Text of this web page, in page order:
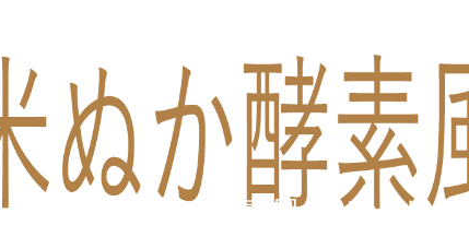
酵素風呂オハナ